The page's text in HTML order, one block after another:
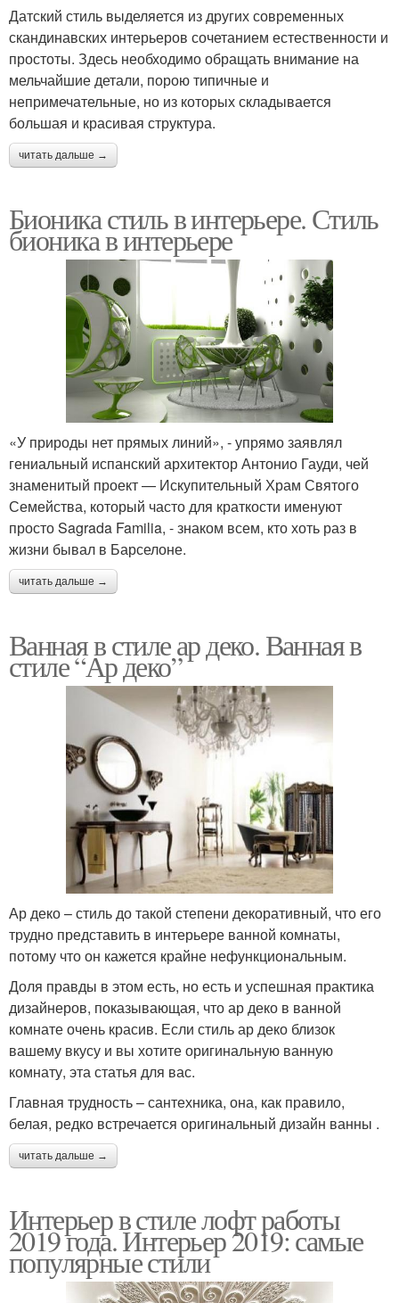
Датский стиль выделяется из других современных
скандинавских интерьеров сочетанием естественности и
простоты. Здесь необходимо обращать внимание на
мельчайшие детали, порою типичные и
непримечательные, но из которых складывается
большая и красивая структура.
читать дальше →
Бионика стиль в интерьере. Стиль
бионика в интерьере
«У природы нет прямых линий», - упрямо заявлял
гениальный испанский архитектор Антонио Гауди, чей
знаменитый проект — Искупительный Храм Святого
Семейства, который часто для краткости именуют
просто Sagrada Familia, - знаком всем, кто хоть раз в
жизни бывал в Барселоне.
читать дальше →
Ванная в стиле ар деко. Ванная в
стиле “Ар деко”
Ар деко – стиль до такой степени декоративный, что его
трудно представить в интерьере ванной комнаты,
потому что он кажется крайне нефункциональным.
Доля правды в этом есть, но есть и успешная практика
дизайнеров, показывающая, что ар деко в ванной
комнате очень красив. Если стиль ар деко близок
вашему вкусу и вы хотите оригинальную ванную
комнату, эта статья для вас.
Главная трудность – сантехника, она, как правило,
белая, редко встречается оригинальный дизайн ванны .
читать дальше →
Интерьер в стиле лофт работы
2019 года. Интерьер 2019: самые
популярные стили